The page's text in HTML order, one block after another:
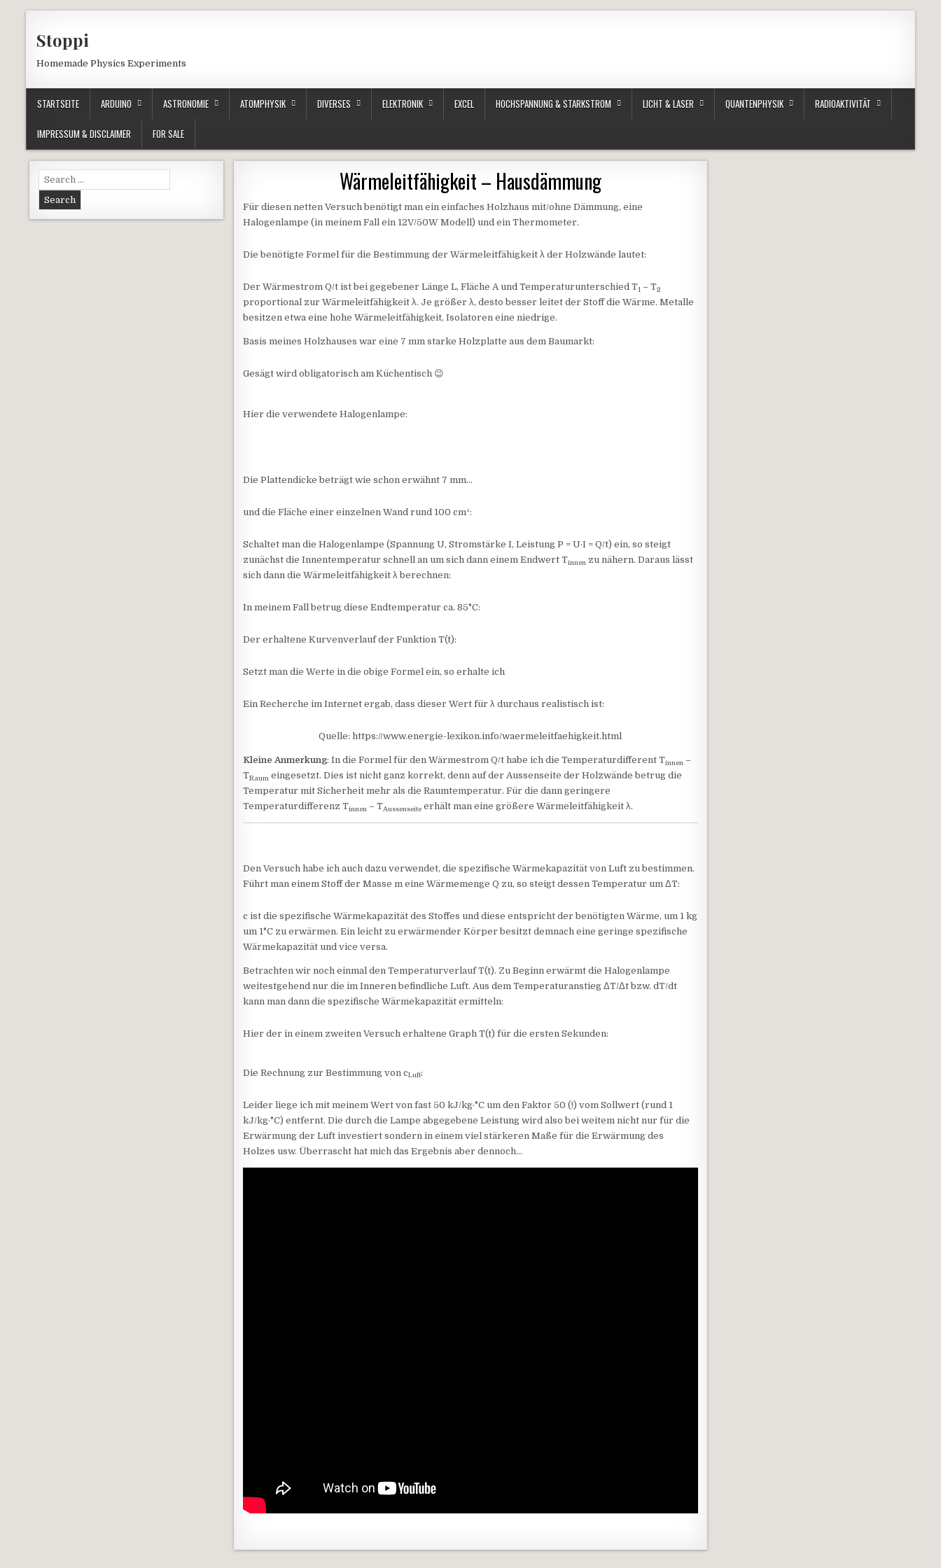
Stoppi
Homemade Physics Experiments
STARTSEITE ARDUINO ASTRONOMIE ATOMPHYSIK DIVERSES ELEKTRONIK EXCEL HOCHSPANNUNG & STARKSTROM LICHT & LASER QUANTENPHYSIK RADIOAKTIVITÄT
IMPRESSUM & DISCLAIMER FOR SALE
Wärmeleitfähigkeit – Hausdämmung
Für diesen netten Versuch benötigt man ein einfaches Holzhaus mit/ohne Dämmung, eine
Halogenlampe (in meinem Fall ein 12V/50W Modell) und ein Thermometer.
Die benötigte Formel für die Bestimmung der Wärmeleitfähigkeit λ der Holzwände lautet:
Der Wärmestrom Q/t ist bei gegebener Länge L, Fläche A und Temperaturunterschied T1 – T2
proportional zur Wärmeleitfähigkeit λ. Je größer λ, desto besser leitet der Stoff die Wärme. Metalle
besitzen etwa eine hohe Wärmeleitfähigkeit, Isolatoren eine niedrige.
Basis meines Holzhauses war eine 7 mm starke Holzplatte aus dem Baumarkt:
Gesägt wird obligatorisch am Küchentisch 😉
Hier die verwendete Halogenlampe:
Die Plattendicke beträgt wie schon erwähnt 7 mm…
und die Fläche einer einzelnen Wand rund 100 cm²:
Schaltet man die Halogenlampe (Spannung U, Stromstärke I, Leistung P = U·I = Q/t) ein, so steigt
zunächst die Innentemperatur schnell an um sich dann einem Endwert Tinnen zu nähern. Daraus lässt
sich dann die Wärmeleitfähigkeit λ berechnen:
In meinem Fall betrug diese Endtemperatur ca. 85°C:
Der erhaltene Kurvenverlauf der Funktion T(t):
Setzt man die Werte in die obige Formel ein, so erhalte ich
Ein Recherche im Internet ergab, dass dieser Wert für λ durchaus realistisch ist:
Quelle: https://www.energie-lexikon.info/waermeleitfaehigkeit.html
Kleine Anmerkung: In die Formel für den Wärmestrom Q/t habe ich die Temperaturdifferent Tinnen –
TRaum eingesetzt. Dies ist nicht ganz korrekt, denn auf der Aussenseite der Holzwände betrug die
Temperatur mit Sicherheit mehr als die Raumtemperatur. Für die dann geringere
Temperaturdifferenz Tinnen – TAussenseite erhält man eine größere Wärmeleitfähigkeit λ.
Den Versuch habe ich auch dazu verwendet, die spezifische Wärmekapazität von Luft zu bestimmen.
Führt man einem Stoff der Masse m eine Wärmemenge Q zu, so steigt dessen Temperatur um ΔT:
c ist die spezifische Wärmekapazität des Stoffes und diese entspricht der benötigten Wärme, um 1 kg
um 1°C zu erwärmen. Ein leicht zu erwärmender Körper besitzt demnach eine geringe spezifische
Wärmekapazität und vice versa.
Betrachten wir noch einmal den Temperaturverlauf T(t). Zu Beginn erwärmt die Halogenlampe
weitestgehend nur die im Inneren befindliche Luft. Aus dem Temperaturanstieg ΔT/Δt bzw. dT/dt
kann man dann die spezifische Wärmekapazität ermitteln:
Hier der in einem zweiten Versuch erhaltene Graph T(t) für die ersten Sekunden:
Die Rechnung zur Bestimmung von cLuft:
Leider liege ich mit meinem Wert von fast 50 kJ/kg·°C um den Faktor 50 (!) vom Sollwert (rund 1
kJ/kg·°C) entfernt. Die durch die Lampe abgegebene Leistung wird also bei weitem nicht nur für die
Erwärmung der Luft investiert sondern in einem viel stärkeren Maße für die Erwärmung des
Holzes usw. Überrascht hat mich das Ergebnis aber dennoch…
Search for: